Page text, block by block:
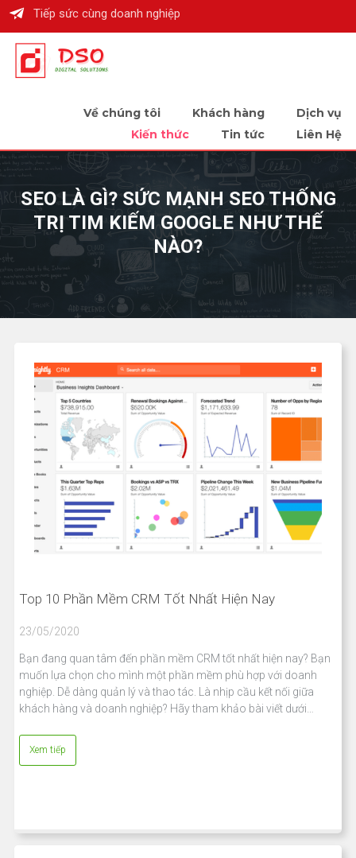
Tiếp sức cùng doanh nghiệp
Về chúng tôi Khách hàng
Dịch vụ
Kiến thức
Tin tức Liên Hệ
SEO LÀ GÌ? SỨC MẠNH SEO THỐNG
TRỊ TIM KIẾM GOOGLE NHƯ THẾ
NÀO?
Top 10 Phần Mềm CRM Tốt Nhất Hiện Nay
23/05/2020
Bạn đang quan tâm đến phần mềm CRM tốt nhất hiện nay? Bạn
muốn lựa chọn cho mình một phần mềm phù hợp với doanh
nghiệp. Dễ dàng quản lý và thao tác. Là nhịp cầu kết nối giữa
khách hàng và doanh nghiệp? Hãy tham khảo bài viết dưới…
Xem tiếp